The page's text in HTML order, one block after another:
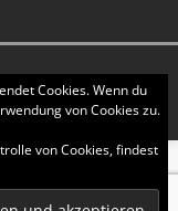
MH Themes
| Child
Cookies. Wenn du
von Cookies zu.
von Cookies, findest